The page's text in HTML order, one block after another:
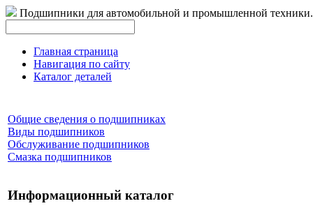
Подшипники для автомобильной и промышленной техники.
Главная страница
Навигация по сайту
Каталог деталей
Общие сведения о подшипниках
Виды подшипников
Обслуживание подшипников
Смазка подшипников
Информационный каталог